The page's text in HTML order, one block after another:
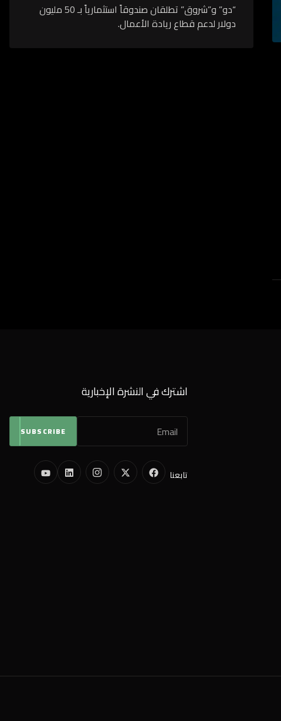
“دو” و”شروق” تطلقان صندوقاً استثمارياً بـ 50 مليون
دولار لدعم قطاع ريادة الأعمال.
اشترك في النشرة الإخبارية
SUBSCRIBE
تابعنا